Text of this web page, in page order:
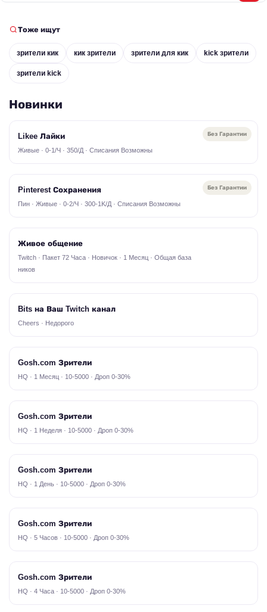
Тоже ищут
зрители кик кик зрители зрители для кик kick зрители
зрители kick
Новинки
Без Гарантии
Likee Лайки
Живые · 0-1/Ч · 350/Д · Списания Возможны
Без Гарантии
Pinterest Сохранения
Пин · Живые · 0-2/Ч · 300-1K/Д · Списания Возможны
Живое общение
Twitch · Пакет 72 Часа · Новичок · 1 Месяц · Общая база
ников
Bits на Ваш Twitch канал
Cheers · Недорого
Gosh.com Зрители
HQ · 1 Месяц · 10-5000 · Дроп 0-30%
Gosh.com Зрители
HQ · 1 Неделя · 10-5000 · Дроп 0-30%
Gosh.com Зрители
HQ · 1 День · 10-5000 · Дроп 0-30%
Gosh.com Зрители
HQ · 5 Часов · 10-5000 · Дроп 0-30%
Gosh.com Зрители
HQ · 4 Часа · 10-5000 · Дроп 0-30%